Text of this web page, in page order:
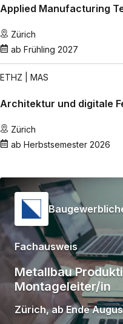
Applied Manufacturing
Zürich
ab Frühling 2027
ETHZ | MAS
Architektur und digitale
Zürich
ab Herbstsemester 2026
Fachausweis
Metallbau
Montageleiter/in
Zürich,ab Ende